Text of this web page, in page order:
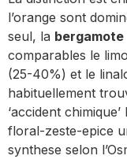
l’orange sont
seul, la
comparables le
(25-40%) et le
habituellement
‘accident
floral-zeste-epice
synthese selon